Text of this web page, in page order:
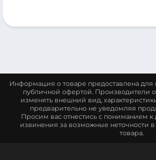
Информация о товаре предоставлена для
публичной офертой. Производители
изменять внешний вид,
предварительно не уведомляя
Просим вас отнестись с пониманием
извинения за возможные неточности
товара.